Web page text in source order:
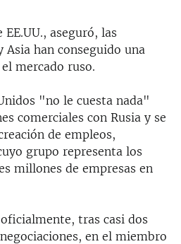
aseguró, las
Asia han conseguido una
mercado ruso.
"no le cuesta nada"
comerciales con Rusia y se
de empleos,
grupo representa los
millones de empresas en
tras casi dos
en el miembro